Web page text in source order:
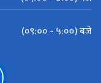
(०९:०० - ५:००) बजे